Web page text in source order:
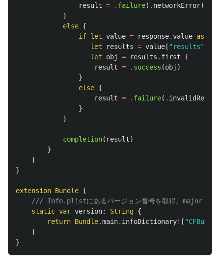
result = . failure( . networkError)
}
else {
if let value = response.value as?
let
results = value [ "results"
let
obj = results . first
{
result = . success (obj )
}
else {
result = . failure( .
}
}
completion( result)
}
}
}
extension Bundle {
/// Info.plistにあるバージョン番号を取得。
static var version: String {
return Bundle.main. infoDictionary! [
}
}